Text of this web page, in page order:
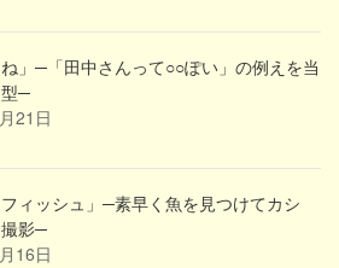
ね」─「田中さんって○○ぽい」の例えを当
─
21日
フィッシュ」─素早く魚を見つけてカシ
影─
16日